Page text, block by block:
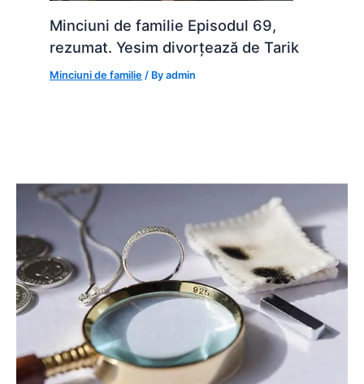
Minciuni de familie Episodul 69,
rezumat. Yesim divorțează de Tarik
Minciuni de familie / Byadmin